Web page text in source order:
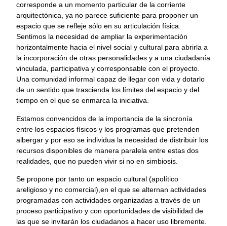
corresponde a un momento particular de la corriente
arquitectónica, ya no parece suficiente para proponer un
espacio que se refleje sólo en su articulación física.
Sentimos la necesidad de ampliar la experimentación
horizontalmente hacia el nivel social y cultural para abrirla a
la incorporación de otras personalidades y a una ciudadanía
vinculada, participativa y corresponsable con el proyecto.
Una comunidad informal capaz de llegar con vida y dotarlo
de un sentido que trascienda los límites del espacio y del
tiempo en el que se enmarca la iniciativa.
Estamos convencidos de la importancia de la sincronía
entre los espacios físicos y los programas que pretenden
albergar y por eso se individua la necesidad de distribuir los
recursos disponibles de manera paralela entre estas dos
realidades, que no pueden vivir si no en simbiosis.
Se propone por tanto un espacio cultural (apolítico
areligioso y no comercial),en el que se alternan actividades
programadas con actividades organizadas a través de un
proceso participativo y con oportunidades de visibilidad de
las que se invitarán los ciudadanos a hacer uso libremente.